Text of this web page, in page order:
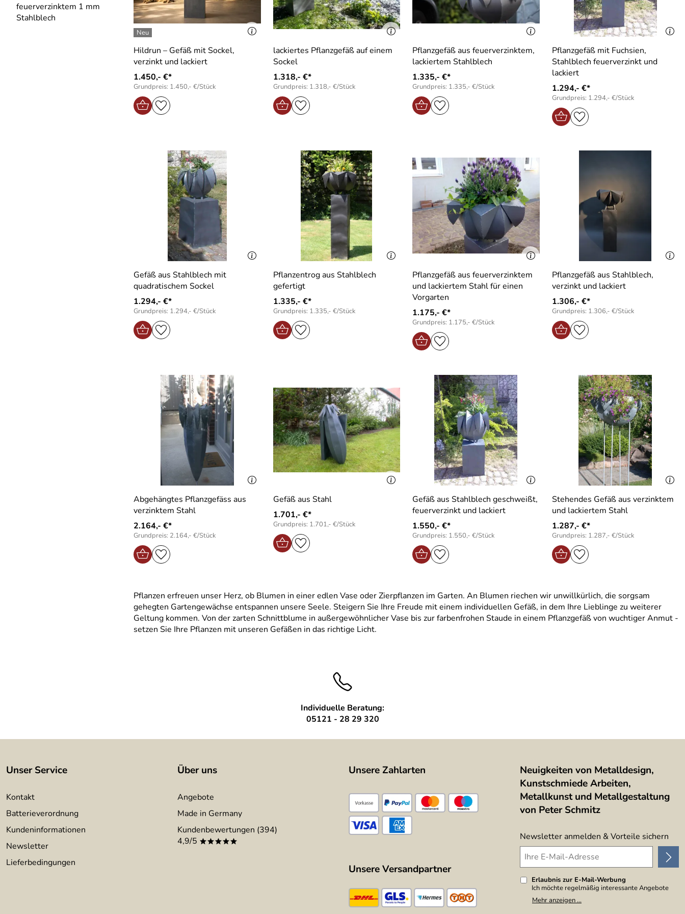
feuerverzinktem 1 mm
Stahlblech
Hildrun – Gefäß mit Sockel,
verzinkt und lackiert
1.450,- €*
Grundpreis: 1.450,- €/Stück
lackiertes Pflanzgefäß auf einem
Sockel
1.318,- €*
Grundpreis: 1.318,- €/Stück
Pflanzgefäß aus feuerverzinktem,
lackiertem Stahlblech
1.335,- €*
Grundpreis: 1.335,- €/Stück
Pflanzgefäß mit Fuchsien,
Stahlblech feuerverzinkt und
lackiert
1.294,- €*
Grundpreis: 1.294,- €/Stück
Gefäß aus Stahlblech mit
quadratischem Sockel
1.294,- €*
Grundpreis: 1.294,- €/Stück
Pflanzentrog aus Stahlblech
gefertigt
1.335,- €*
Grundpreis: 1.335,- €/Stück
Pflanzgefäß aus feuerverzinktem
und lackiertem Stahl für einen
Vorgarten
1.175,- €*
Grundpreis: 1.175,- €/Stück
Pflanzgefäß aus Stahlblech,
verzinkt und lackiert
1.306,- €*
Grundpreis: 1.306,- €/Stück
Abgehängtes Pflanzgefäss aus
verzinktem Stahl
2.164,- €*
Grundpreis: 2.164,- €/Stück
Gefäß aus Stahl
1.701,- €*
Grundpreis: 1.701,- €/Stück
Gefäß aus Stahlblech geschweißt,
feuerverzinkt und lackiert
1.550,- €*
Grundpreis: 1.550,- €/Stück
Stehendes Gefäß aus verzinktem
und lackiertem Stahl
1.287,- €*
Grundpreis: 1.287,- €/Stück
Pflanzen erfreuen unser Herz, ob Blumen in einer edlen Vase oder Zierpflanzen im Garten. An Blumen riechen wir unwillkürlich, die sorgsam
gehegten Gartengewächse entspannen unsere Seele. Steigern Sie Ihre Freude mit einem individuellen Gefäß, in dem Ihre Lieblinge zu weiterer
Geltung kommen. Von der zarten Schnittblume in außergewöhnlicher Vase bis zur farbenfrohen Staude in einem Pflanzgefäß von wuchtiger Anmut -
setzen Sie Ihre Pflanzen mit unseren Gefäßen in das richtige Licht.
Individuelle Beratung:
05121 - 28 29 320
Unser Service
Kontakt
Batterieverordnung
Kundeninformationen
Newsletter
Lieferbedingungen
Über uns
Angebote
Made in Germany
Kundenbewertungen (394)
4,9/5 *****
Unsere Zahlarten
Unsere Versandpartner
Neuigkeiten von Metalldesign,
Kunstschmiede Arbeiten,
Metallkunst und Metallgestaltung
von Peter Schmitz
Newsletter anmelden & Vorteile sichern
Erlaubnis zur E-Mail-Werbung
Ich möchte regelmäßig interessante Angebote
per E-Mail erhalten. Meine E-Mail-Adresse wird
nicht an andere Unternehmen weitergegeben. Zu
Mehr anzeigen ...